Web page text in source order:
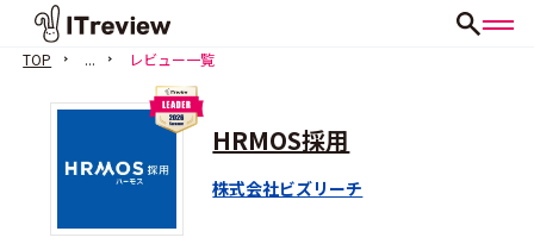
TOP ... レビュー一覧
HRMOS採用
株式会社ビズリーチ